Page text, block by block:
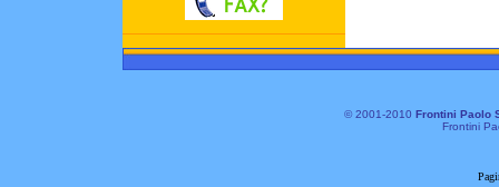
© 2001-2010 Frontini Paolo
Frontini